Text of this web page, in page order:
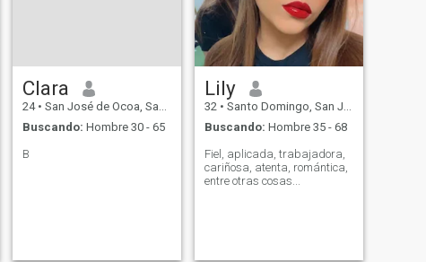
Clara
24 • San José de Ocoa, San José de Ocoa, Rep. Dominicana
Buscando: Hombre 30 - 65
B
Lily
32 • Santo Domingo, San José de Ocoa, Rep. Dominicana
Buscando: Hombre 35 - 68
Fiel, aplicada, trabajadora,
cariñosa, atenta, romántica,
entre otras cosas...